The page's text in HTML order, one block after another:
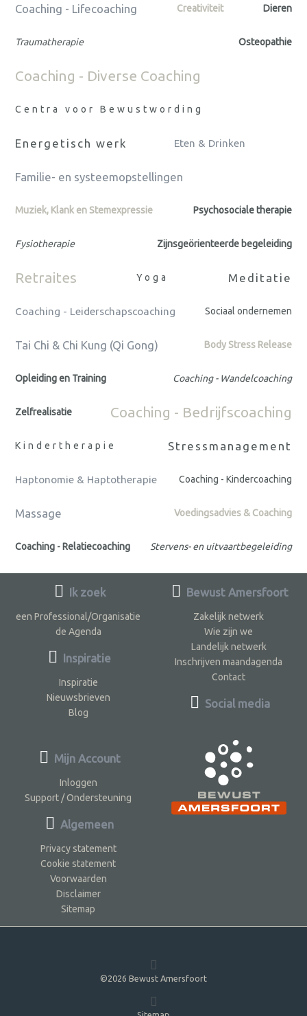
Coaching - Lifecoaching Creativiteit Dieren
Traumatherapie Osteopathie
Coaching - Diverse Coaching
Centra voor Bewustwording
Energetisch werk Eten & Drinken
Familie- en systeemopstellingen
Muziek, Klank en Stemexpressie Psychosociale therapie
Fysiotherapie Zijnsgeörienteerde begeleiding
Retraites Yoga Meditatie
Coaching - Leiderschapscoaching Sociaal ondernemen
Tai Chi & Chi Kung (Qi Gong) Body Stress Release
Opleiding en Training Coaching - Wandelcoaching
Zelfrealisatie Coaching - Bedrijfscoaching
Kindertherapie Stressmanagement
Haptonomie & Haptotherapie Coaching - Kindercoaching
Massage Voedingsadvies & Coaching
Coaching - Relatiecoaching Stervens- en uitvaartbegeleiding
Ik zoek
een Professional/Organisatie
de Agenda
Inspiratie
Inspiratie
Nieuwsbrieven
Blog
Bewust Amersfoort
Zakelijk netwerk
Wie zijn we
Landelijk netwerk
Inschrijven maandagenda
Contact
Social media
Mijn Account
Inloggen
Support / Ondersteuning
Algemeen
Privacy statement
Cookie statement
Voorwaarden
Disclaimer
Sitemap
©2026 Bewust Amersfoort